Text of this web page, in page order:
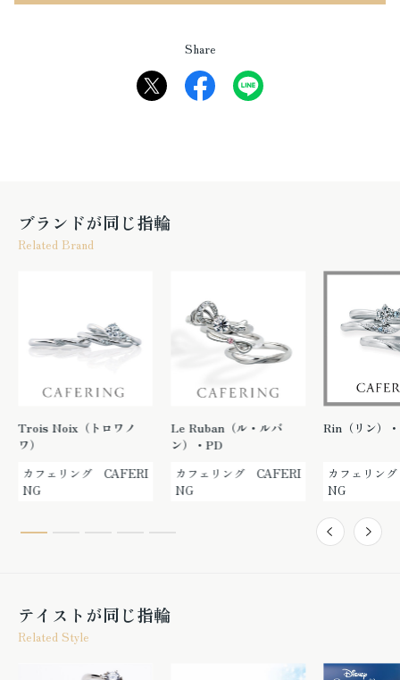
Share
ブランドが同じ指輪
Related Brand
Trois Noix（トロワノ
ワ）
カフェリング CAFERI
NG
Le Ruban（ル・ルバ
ン）・PD
カフェリング CAFERI
NG
Rin（リン）
カフェリン
NG
テイストが同じ指輪
Related Style